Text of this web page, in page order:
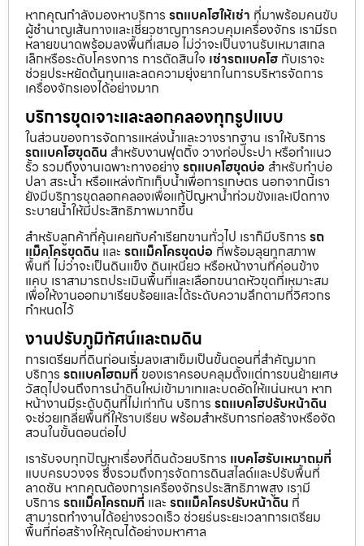
หากคุณกำลังมองหาบริการ รถแบคโฮให้เช่า ที่มาพร้อมคนขับ
ผู้ชำนาญเส้นทางและเชี่ยวชาญการควบคุมเครื่องจักร เรามีรถ
หลายขนาดพร้อมลงพื้นที่เสมอ ไม่ว่าจะเป็นงานรับเหมาสเกล
เล็กหรือระดับโครงการ การตัดสินใจ เช่ารถแบคโฮ กับเราจะ
ช่วยประหยัดต้นทุนและลดความยุ่งยากในการบริหารจัดการ
เครื่องจักรเองได้อย่างมาก
บริการขุดเจาะและลอกคลองทุกรูปแบบ
ในส่วนของการจัดการแหล่งน้ำและวางรากฐาน เราให้บริการ
รถแบคโฮขุดดิน สำหรับงานฟุตติ้ง วางท่อประปา หรือทำแนว
รั้ว รวมถึงงานเฉพาะทางอย่าง รถแบคโฮขุดบ่อ สำหรับทำบ่อ
ปลา สระน้ำ หรือแหล่งกักเก็บน้ำเพื่อการเกษตร นอกจากนี้เรา
ยังมีบริการขุดลอกคลองเพื่อแก้ปัญหาน้ำท่วมขังและเปิดทาง
ระบายน้ำให้มีประสิทธิภาพมากขึ้น
สำหรับลูกค้าที่คุ้นเคยกับคำเรียกขานทั่วไป เราก็มีบริการ รถ
แม็คโครขุดดิน และ รถแม็คโครขุดบ่อ ที่พร้อมลุยทุกสภาพ
พื้นที่ ไม่ว่าจะเป็นดินแข็ง ดินเหนียว หรือหน้างานที่ค่อนข้าง
แคบ เราสามารถประเมินพื้นที่และเลือกขนาดหัวขุดที่เหมาะสม
เพื่อให้งานออกมาเรียบร้อยและได้ระดับความลึกตามที่วิศวกร
กำหนดไว้
งานปรับภูมิทัศน์และถมดิน
การเตรียมที่ดินก่อนเริ่มลงเสาเข็มเป็นขั้นตอนที่สำคัญมาก
บริการ รถแบคโฮถมที่ ของเราครอบคลุมตั้งแต่การขนย้ายเศษ
วัสดุไปจนถึงการนำดินใหม่เข้ามาเทและบดอัดให้แน่นหนา หาก
หน้างานมีระดับดินที่ไม่เท่ากัน บริการ รถแบคโฮปรับหน้าดิน
จะช่วยเกลี่ยพื้นที่ให้ราบเรียบ พร้อมสำหรับการก่อสร้างหรือจัด
สวนในขั้นตอนต่อไป
เรารับจบทุกปัญหาเรื่องที่ดินด้วยบริการ แบคโฮรับเหมาถมที่
แบบครบวงจร ซึ่งรวมถึงการจัดการดินสไลด์และปรับพื้นที่
ลาดชัน หากคุณต้องการเครื่องจักรประสิทธิภาพสูง เรามี
บริการ รถแม็คโครถมที่ และ รถแม็คโครปรับหน้าดิน ที่
สามารถทำงานได้อย่างรวดเร็ว ช่วยร่นระยะเวลาการเตรียม
พื้นที่ก่อสร้างให้คุณได้อย่างมหาศาล